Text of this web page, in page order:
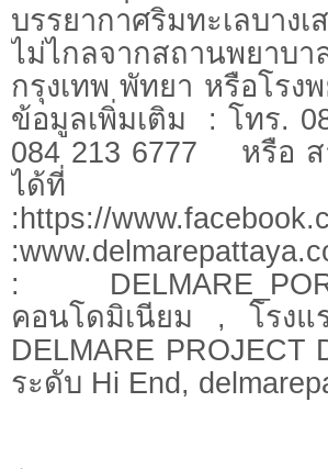
บรรยากาศริมทะเลบา
ไม่ไกลจากสถานพยาบ
กรุงเทพ พัทยา หรือโ
ข้อมูลเพิ่มเติม : โทร.
084 213 6777 หรือ ส
ได้ที่
:https://
:
คอนโดมิเนียม , โรง
DELMARE
ระดับ Hi End,